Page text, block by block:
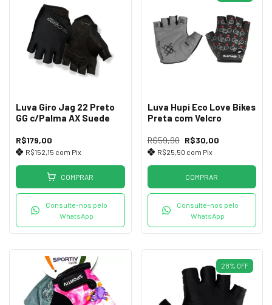
Luva Giro Jag 22 Preto
GG c/Palma AX Suede
R$179,00
R$152,15 com Pix
COMPRAR
Consulte-nos pelo
WhatsApp
Luva Hupi Eco Love Bikes
Preta com Velcro
R$59,90 R$30,00
R$25,50 com Pix
COMPRAR
Consulte-nos pelo
WhatsApp
28% OFF